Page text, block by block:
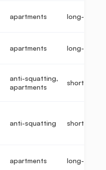
apartments long-term
apartments long-term
anti-squatting,
apartments
short-term
anti-squatting short-term
apartments long-term